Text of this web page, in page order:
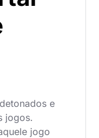
e
jogos.
jogo